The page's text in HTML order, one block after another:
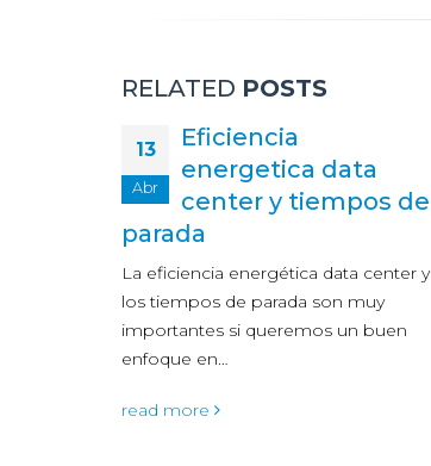
RELATED POSTS
13
Abr
Eficiencia
energetica data
center y tiempos de
parada
La eficiencia energética data center y
los tiempos de parada son muy
importantes si queremos un buen
enfoque en…
read more